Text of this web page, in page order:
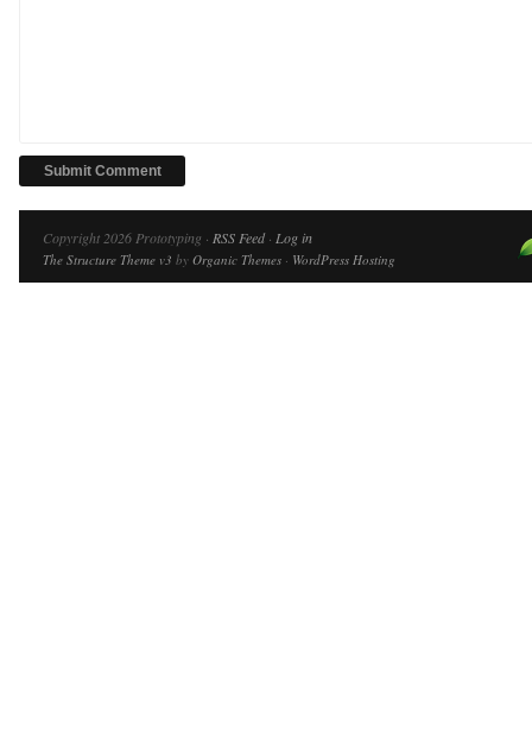
Copyright 2026 Prototyping · RSS Feed· Log in
The Structure Theme v3 by Organic Themes · WordPress Hosting